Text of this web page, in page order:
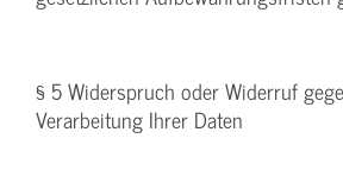
§ 5 Widerspruch oder Widerruf
Verarbeitung Ihrer Daten